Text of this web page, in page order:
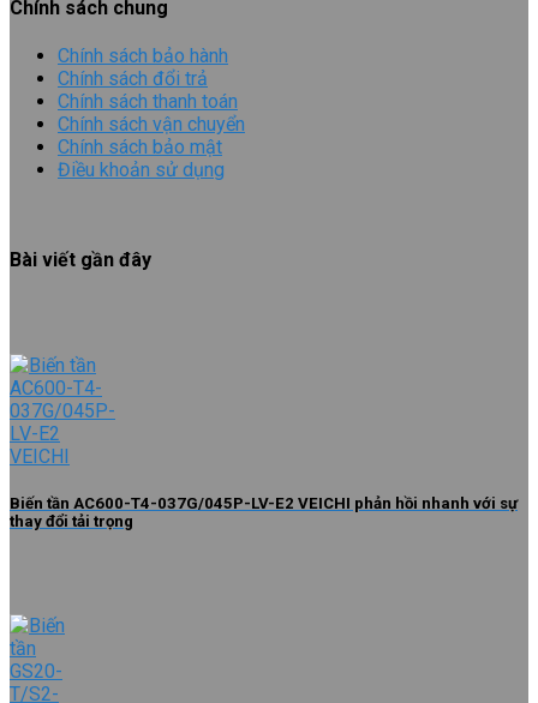
Chính sách chung
Chính sách bảo hành
Chính sách đổi trả
Chính sách thanh toán
Chính sách vận chuyển
Chính sách bảo mật
Điều khoản sử dụng
Bài viết gần đây
Biến tần AC600-T4-037G/045P-LV-E2 VEICHI phản hồi nhanh với sự
thay đổi tải trọng